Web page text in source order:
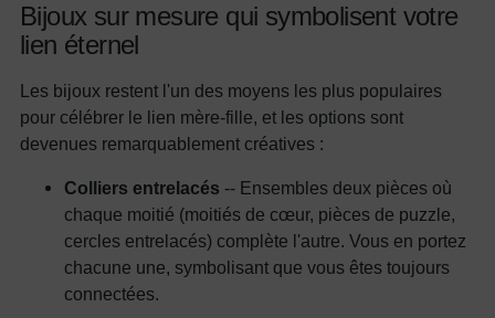
Bijoux sur mesure qui symbolisent votre
lien éternel
Les bijoux restent l'un des moyens les plus populaires
pour célébrer le lien mère-fille, et les options sont
devenues remarquablement créatives :
Colliers entrelacés -- Ensembles deux pièces où
chaque moitié (moitiés de cœur, pièces de puzzle,
cercles entrelacés) complète l'autre. Vous en portez
chacune une, symbolisant que vous êtes toujours
connectées.